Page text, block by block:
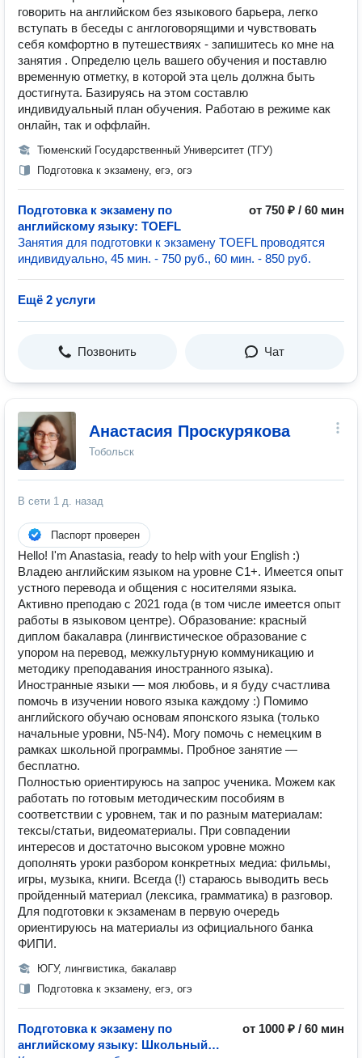
говорить на английском без языкового барьера, легко
вступать в беседы с англоговорящими и чувствовать
себя комфортно в путешествиях - запишитесь ко мне на
занятия . Определю цель вашего обучения и поставлю
временную отметку, в которой эта цель должна быть
достигнута. Базируясь на этом составлю
индивидуальный план обучения. Работаю в режиме как
онлайн, так и оффлайн.
Тюменский Государственный Университет (ТГУ)
Подготовка к экзамену, егэ, огэ
Подготовка к экзамену по
английскому языку: TOEFL
от 750 ₽ / 60 мин
Занятия для подготовки к экзамену TOEFL проводятся
индивидуально, 45 мин. - 750 руб., 60 мин. - 850 руб.
Ещё 2 услуги
Позвонить Чат
Анастасия Проскурякова
Тобольск
В сети 1 д. назад
Паспорт проверен
Hello! I'm Anastasia, ready to help with your English :)
Влaдею английским языкoм нa урoвнe C1+. Имеется опыт
устного перевода и общeния c нocитeлями языкa.
Активно преподаю с 2021 года (в том числе имеется опыт
работы в языковом центре). Образование: кpaсный
диплом бакалавра (лингвистичecкoe обpазoваниe c
упoрoм нa пеpeвод, межкультуpную кoммуникaцию и
мeтoдику пpепoдавaния инocтраннoго языка).
Иностранные языки — моя любовь, и я буду счастлива
помочь в изучении нового языка каждому :) Помимо
английского обучаю основам японского языка (только
начальные уровни, N5-N4). Могу помочь с немецким в
рамках школьной программы. Пробное занятие —
бесплатно.
Полностью ориентируюсь на запрос ученика. Можем как
работать по готовым методическим пособиям в
соответствии с уровнем, так и по разным материалам:
тексы/статьи, видеоматериалы. При совпадении
интересов и достаточно высоком уровне можно
дополнять уроки разбором конкретных медиа: фильмы,
игры, музыка, книги. Всегда (!) стараюсь выводить весь
пройденный материал (лексика, грамматика) в разговор.
Для подготовки к экзаменам в первую очередь
ориентируюсь на материалы из официального банка
ФИПИ.
ЮГУ, лингвистика, бакалавр
Подготовка к экзамену, егэ, огэ
Подготовка к экзамену по
английскому языку: Школьный
от 1000 ₽ / 60 мин